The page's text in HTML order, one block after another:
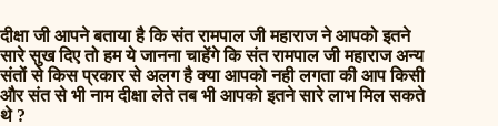
दीक्षा जी आपने बताया है कि संत रामपाल जी महाराज ने आपको इतने
सारे सुख दिए तो हम ये जानना चाहेंगे कि संत रामपाल जी महाराज अन्य
संतों से किस प्रकार से अलग है क्या आपको नही लगता की आप किसी
और संत से भी नाम दीक्षा लेते तब भी आपको इतने सारे लाभ मिल सकते
थे ?